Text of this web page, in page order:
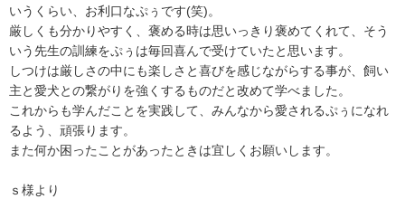
いうくらい、お利口なぷぅです(笑)。
厳しくも分かりやすく、褒める時は思いっきり褒めてくれて、そう
いう先生の訓練をぷぅは毎回喜んで受けていたと思います。
しつけは厳しさの中にも楽しさと喜びを感じながらする事が、飼い
主と愛犬との繋がりを強くするものだと改めて学べました。
これからも学んだことを実践して、みんなから愛されるぷぅになれ
るよう、頑張ります。
また何か困ったことがあったときは宜しくお願いします。
ｓ様より